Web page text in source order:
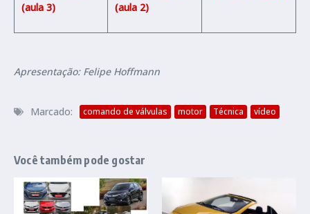
(aula 3)
(aula 2)
Apresentação: Felipe Hoffmann
Marcado: comando de válvulas motor Técnica vídeo
Você também pode gostar